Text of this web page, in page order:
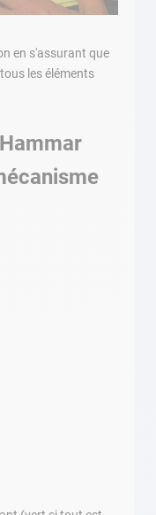
en s'assurant que
les éléments